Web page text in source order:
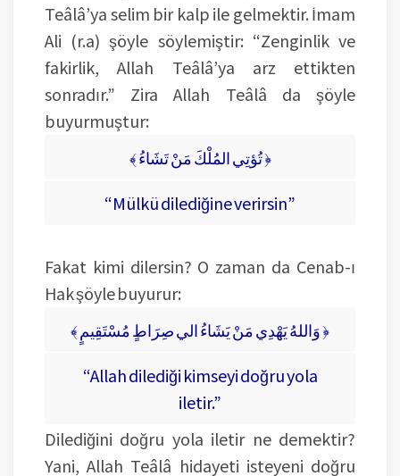
Teâlâ’ya selim bir kalp ile gelmektir. İmam
Ali (r.a) şöyle söylemiştir: “Zenginlik ve
fakirlik, Allah Teâlâ’ya arz ettikten
sonradır.” Zira Allah Teâlâ da şöyle
buyurmuştur:
﴾ تُؤتِي المُلْكَ مَنْ تَشَاءُ ﴿
“Mülkü dilediğine verirsin”
Fakat kimi dilersin? O zaman da Cenab-ı
Hak şöyle buyurur:
﴾ وَاللهُ يَهْدِي مَنْ يَشَاءُ الي صِرَاطٍ مُسْتَقِيمٍ ﴿
“Allah dilediği kimseyi doğru yola
iletir.”
Dilediğini doğru yola iletir ne demektir?
Yani, Allah Teâlâ hidayeti isteyeni doğru